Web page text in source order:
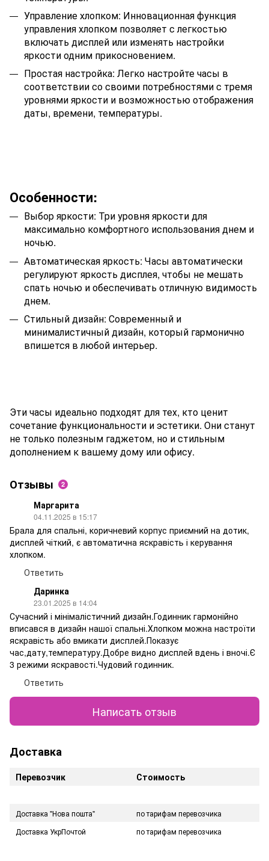
Управление хлопком: Инновационная функция
управления хлопком позволяет с легкостью
включать дисплей или изменять настройки
яркости одним прикосновением.
Простая настройка: Легко настройте часы в
соответствии со своими потребностями с тремя
уровнями яркости и возможностью отображения
даты, времени, температуры.
Особенности:
Выбор яркости: Три уровня яркости для
максимально комфортного использования днем и
ночью.
Автоматическая яркость: Часы автоматически
регулируют яркость дисплея, чтобы не мешать
спать ночью и обеспечивать отличную видимость
днем.
Стильный дизайн: Современный и
минималистичный дизайн, который гармонично
впишется в любой интерьер.
Эти часы идеально подходят для тех, кто ценит
сочетание функциональности и эстетики. Они станут
не только полезным гаджетом, но и стильным
дополнением к вашему дому или офису.
Отзывы 2
Маргарита
04.11.2025 в 15:17
Брала для спальні, коричневий корпус приємний на дотик,
дисплей чіткий, є автоматична яскравість і керування
хлопком.
Ответить
Даринка
23.01.2025 в 14:04
Сучасний і мінімалістичний дизайн.Годинник гармонійно
вписався в дизайн нашої спальні.Хлопком можна настроїти
яскравість або вмикати дисплей.Показує
час,дату,температуру.Добре видно дисплей вдень і вночі.Є
3 режими яскравості.Чудовий годинник.
Ответить
Написать отзыв
Доставка
Перевозчик Стоимость
Доставка "Нова пошта"
по тарифам перевозчика
Доставка УкрПочтой
по тарифам перевозчика